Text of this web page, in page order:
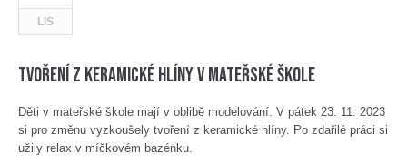
LIS
Tvoření z keramické hlíny v mateřské škole
Děti v mateřské škole mají v oblibě modelování. V pátek 23. 11. 2023
si pro změnu vyzkoušely tvoření z keramické hlíny. Po zdařilé práci si
užily relax v míčkovém bazénku.